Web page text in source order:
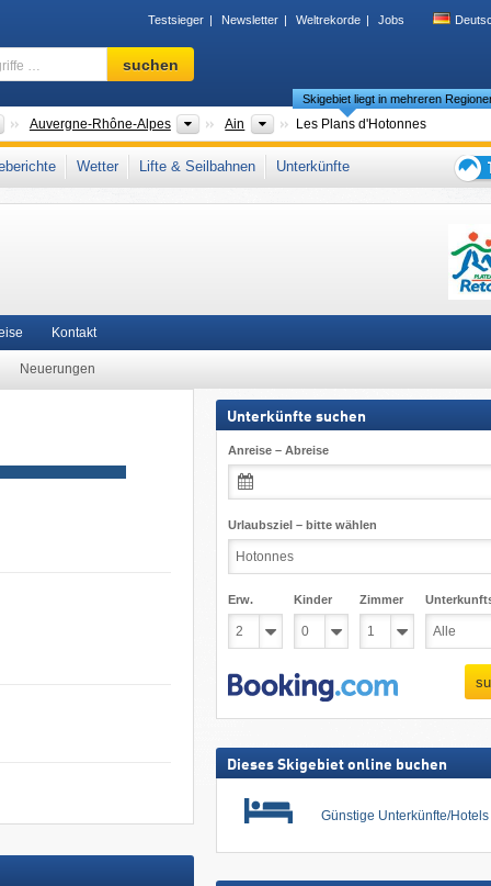
Testsieger Newsletter Weltrekorde Jobs
Skigebiet,
Region,
…
suchen
LänderAuvergne-Rhône-Alpes Neue Regionen
Ain Départements
Skigebiet liegt in mehreren
Les Plans d'Hotonnes
Jura (Gebirge) , Rhône-Alpes Westeuropa Europäische Union
Wetter Lifte & Seilbahnen
Unterkünfte
den
Neuerungen
Kontakt
Unterkünfte suchen
Anreise – Abreise
Urlaubsziel – bitte wählen
Erw. Kinder Zimmer
Dieses Skigebiet online buchen
Günstige Unterkünfte/Hotels